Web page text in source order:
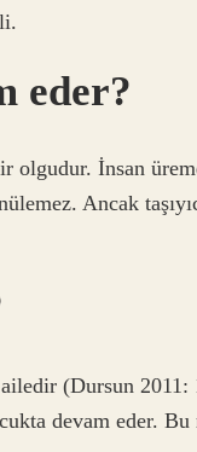
eder?
olgudur. İnsan
Ancak
(Dursun 2011:
devam eder. Bu